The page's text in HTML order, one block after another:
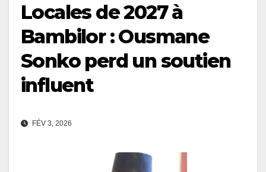
Locales de 2027 à
Bambilor : Ousmane
Sonko perd un soutien
influent
FÉV 3, 2026